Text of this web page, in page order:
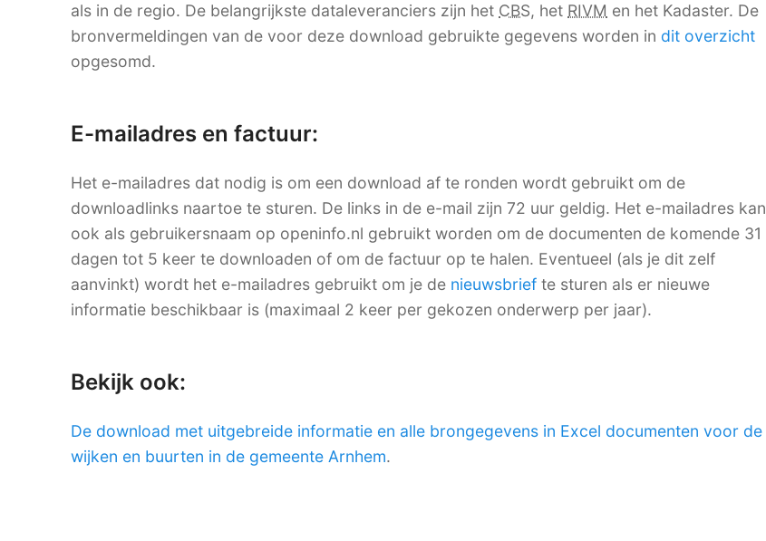
als in de regio. De belangrijkste dataleveranciers zijn het CBS, het RIVM en het Kadaster. De
bronvermeldingen van de voor deze download gebruikte gegevens worden in dit overzicht
opgesomd.
E-mailadres en factuur:
Het e-mailadres dat nodig is om een download af te ronden wordt gebruikt om de
downloadlinks naartoe te sturen. De links in de e-mail zijn 72 uur geldig. Het e-mailadres kan
ook als gebruikersnaam op openinfo.nl gebruikt worden om de documenten de komende 31
dagen tot 5 keer te downloaden of om de factuur op te halen. Eventueel (als je dit zelf
aanvinkt) wordt het e-mailadres gebruikt om je de nieuwsbrief te sturen als er nieuwe
informatie beschikbaar is (maximaal 2 keer per gekozen onderwerp per jaar).
Bekijk ook:
De download met uitgebreide informatie en alle brongegevens in Excel documenten voor de
wijken en buurten in de gemeente Arnhem.